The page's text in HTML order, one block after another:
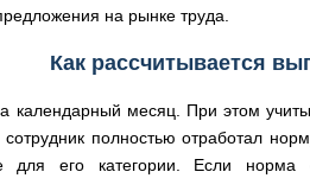
на рынке труда.
Как рассчитывается
календарный месяц. При этом
полностью отработал
для его категории. Если норма